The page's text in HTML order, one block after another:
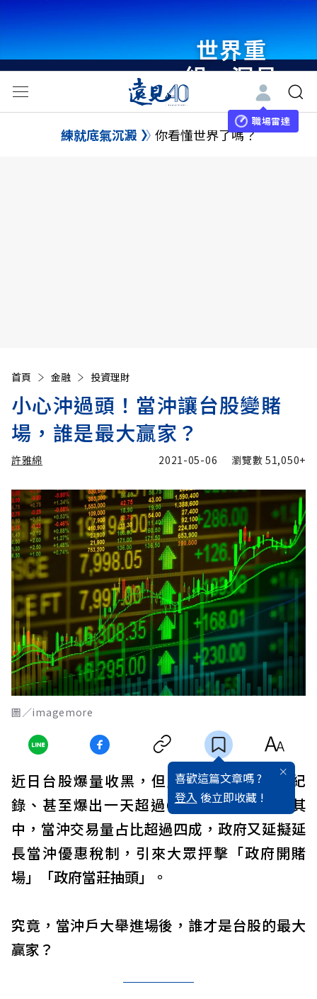
世界重
組・洞見
未來 與
世界領袖
職場雷達
練就底氣沉澱 你看懂世界了嗎？
首頁 金融 投資理財
小心沖過頭！當沖讓台股變賭
場，誰是最大贏家？
許雅綿 2021-05-06 瀏覽數51,050+
圖／imagemore
喜歡這篇文章嗎 ?
登入 後立即收藏 !
近日台股爆量收黑，但成交量卻屢屢刷新紀
錄、甚至爆出一天超過6000億元的天量。其
中，當沖交易量占比超過四成，政府又延擬延
長當沖優惠稅制，引來大眾抨擊「政府開賭
場」「政府當莊抽頭」。
究竟，當沖戶大舉進場後，誰才是台股的最大
贏家？